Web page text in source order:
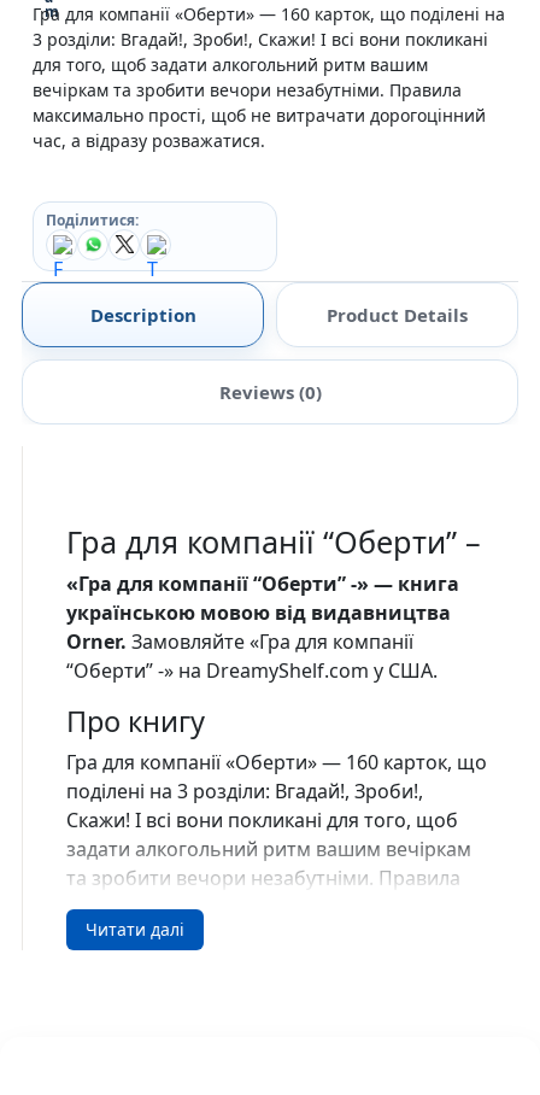
Гра для компанії «Оберти» — 160 карток, що поділені на
3 розділи: Вгадай!, Зроби!, Скажи! І всі вони покликані
для того, щоб задати алкогольний ритм вашим
вечіркам та зробити вечори незабутніми. Правила
максимально прості, щоб не витрачати дорогоцінний
час, а відразу розважатися.
Поділитися:
Description Product Details
Reviews (0)
Гра для компанії “Оберти” –
«Гра для компанії “Оберти” -» — книга
українською мовою від видавництва
Orner. Замовляйте «Гра для компанії
“Оберти” -» на DreamyShelf.com у США.
Про книгу
Гра для компанії «Оберти» — 160 карток, що
поділені на 3 розділи: Вгадай!, Зроби!,
Скажи! І всі вони покликані для того, щоб
задати алкогольний ритм вашим вечіркам
та зробити вечори незабутніми. Правила
максимально прості, щоб не витрачати
дорогоцінний час, а відразу розважатися.
Читати далі